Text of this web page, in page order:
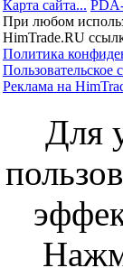
Карта сайта...
При любом
HimTrade.RU
Политика
Пользовательское
Реклама на
Для